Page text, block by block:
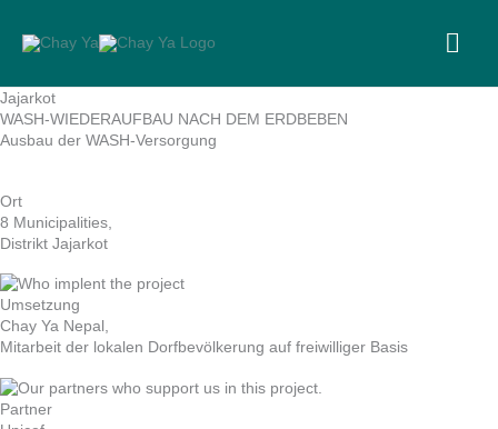
content
Jajarkot
WASH-WIEDERAUFBAU NACH DEM ERDBEBEN
Ausbau der WASH-Versorgung
Ort
8 Municipalities,
Distrikt Jajarkot
Umsetzung
Chay Ya Nepal,
Mitarbeit der lokalen Dorfbevölkerung auf freiwilliger Basis
Partner